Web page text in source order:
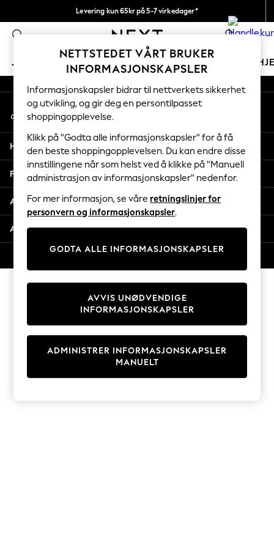
Levering kun 65kr på 5-7 virkedager*
Vi betaler alle tollavgifter 0
JENTER GUTTER BABY KVINNER
GIRLS
New In
50 - 92cm
98 - 110cm
116 - 134cm
140 - 174cm
Trending: Top & Short Sets
Trending: Clogs
Toy Story
THE SET
Coats & Jackets
Sweatshirts & Hoodies
Knitwear
Cardigans
Dresses
Sets & Outfits
T-Shirts
An error occurred on client
Våre sosiale nettverk
Min konto
Logg inn på kontoen din
Hjelp
Personvern & Juridisk
Avdelinger
Andre tjenester
NETTSTEDET VÅRT BRUKER
INFORMASJONSKAPSLER
Informasjonskapsler bidrar til nettverkets sikkerhet
og utvikling, og gir deg en persontilpasset
shoppingopplevelse.
Klikk på "Godta alle informasjonskapsler" for å få
den beste shoppingopplevelsen. Du kan endre disse
innstillingene når som helst ved å klikke på "Manuell
administrasjon av informasjonskapsler" nedenfor.
For mer informasjon, se våre retningslinjer for
personvern og informasjonskapsler.
GODTA ALLE INFORMASJONSKAPSLER
ADMINISTRER INFORMASJONSKAPSLER
MANUELT
AVVIS UNØDVENDIGE
INFORMASJONSKAPSLER